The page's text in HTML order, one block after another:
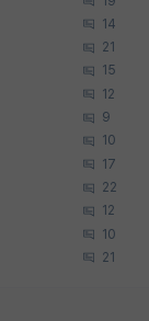
14
21
15
12
9
10
17
22
12
10
21